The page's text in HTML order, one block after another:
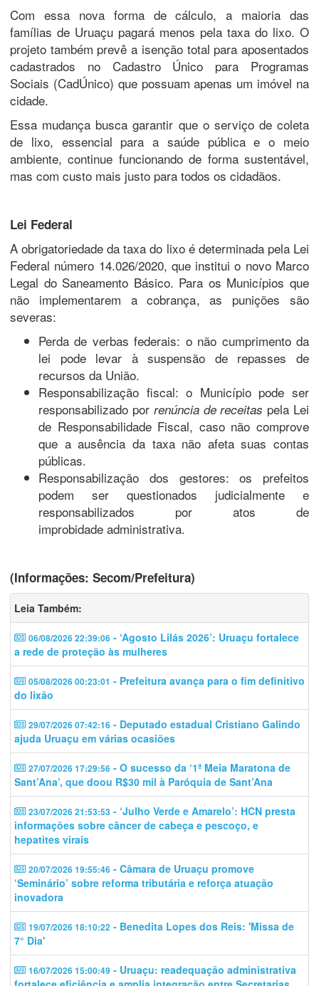
Com essa nova forma de cálculo, a maioria das
famílias de Uruaçu pagará menos pela taxa do lixo. O
projeto também prevê a isenção total para aposentados
cadastrados no Cadastro Único para Programas
Sociais (CadÚnico) que possuam apenas um imóvel na
cidade.
Essa mudança busca garantir que o serviço de coleta
de lixo, essencial para a saúde pública e o meio
ambiente, continue funcionando de forma sustentável,
mas com custo mais justo para todos os cidadãos.
Lei Federal
A obrigatoriedade da taxa do lixo é determinada pela Lei
Federal número 14.026/2020, que institui o novo Marco
Legal do Saneamento Básico. Para os Municípios que
não implementarem a cobrança, as punições são
severas:
Perda de verbas federais: o não cumprimento da
lei pode levar à suspensão de repasses de
recursos da União.
Responsabilização fiscal: o Município pode ser
responsabilizado por renúncia de receitas pela Lei
de Responsabilidade Fiscal, caso não comprove
que a ausência da taxa não afeta suas contas
públicas.
Responsabilização dos gestores: os prefeitos
podem ser questionados judicialmente e
responsabilizados por atos de
improbidade administrativa.
(Informações: Secom/Prefeitura)
Leia Também:
06/08/2026 22:39:06 - ‘Agosto Lilás 2026’: Uruaçu fortalece
a rede de proteção às mulheres
05/08/2026 00:23:01 - Prefeitura avança para o fim definitivo
do lixão
29/07/2026 07:42:16 - Deputado estadual Cristiano Galindo
ajuda Uruaçu em várias ocasiões
27/07/2026 17:29:56 - O sucesso da ‘1ª Meia Maratona de
Sant’Ana’, que doou R$30 mil à Paróquia de Sant’Ana
23/07/2026 21:53:53 - ‘Julho Verde e Amarelo’: HCN presta
informações sobre câncer de cabeça e pescoço, e
hepatites virais
20/07/2026 19:55:46 - Câmara de Uruaçu promove
‘Seminário’ sobre reforma tributária e reforça atuação
inovadora
19/07/2026 18:10:22 - Benedita Lopes dos Reis: 'Missa de
7° Dia'
16/07/2026 15:00:49 - Uruaçu: readequação administrativa